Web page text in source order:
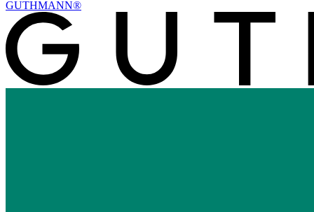
GUTHMANN®